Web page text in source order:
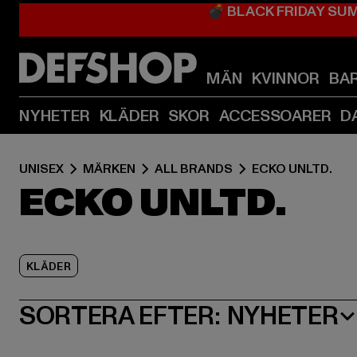
💣 BLACK FRIDAY
MÄN KVINNOR
NYHETER KLÄDER SKOR ACCESSOARER
UNISEX MÄRKEN ALL BRANDS ECKO UNLTD.
ECKO UNLTD.
KLÄDER
SORTERA EFTER: NYHETER